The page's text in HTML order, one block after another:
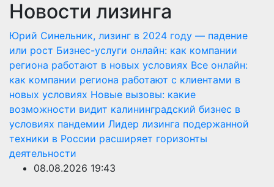
Перейти
содержимому
Новости лизинга
Юрий Синельник, лизинг в 2024 году — падение
или рост Бизнес-услуги онлайн: как компании
региона работают в новых условиях Все онлайн:
как компании региона работают с клиентами в
новых условиях Новые вызовы: какие
возможности видит калининградский бизнес в
условиях пандемии Лидер лизинга подержанной
техники в России расширяет горизонты
деятельности
08.08.2026 19:43